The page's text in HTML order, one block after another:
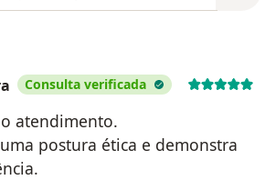
Consulta verificada
atendimento.
postura ética e demonstra